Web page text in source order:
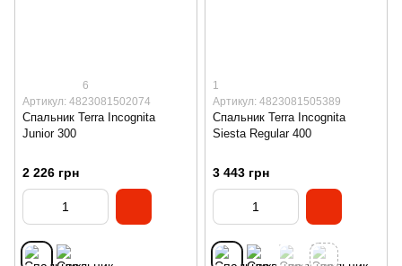
6
Артикул: 4823081502074
Спальник Terra Incognita
Junior 300
2 226 грн
1
Артикул: 4823081505389
Спальник Terra Incognita
Siesta Regular 400
3 443 грн